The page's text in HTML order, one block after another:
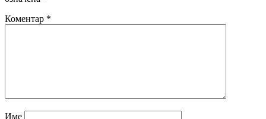
Коментар *
Име